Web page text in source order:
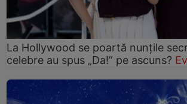
La Hollywood se poartă nunțile
celebre au spus „Da!” pe ascuns?